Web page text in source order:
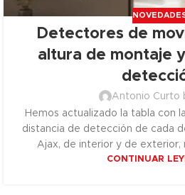
Detectores de
altura de montaje
Antonio Curto
Hemos actualizado la tabla con
distancia de detección de cada
Ajax, de interior y de exterior,
CONTINUAR